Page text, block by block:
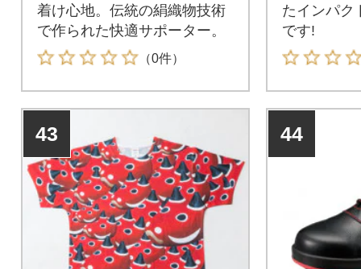
着け心地。伝統の絹織物技術
で作られた快適サポーター。
（0件）
たインパク
です!
43 44